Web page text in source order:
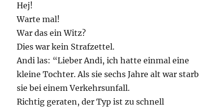
Hej!
Warte mal!
War das ein Witz?
Dies war kein Strafzettel.
Andi las: “Lieber Andi, ich hatte einmal eine
kleine Tochter. Als sie sechs Jahre alt war starb
sie bei einem Verkehrsunfall.
Richtig geraten, der Typ ist zu schnell